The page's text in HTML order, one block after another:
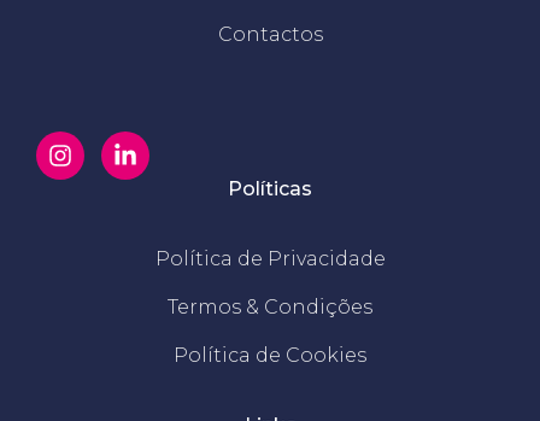
Contactos
Políticas
Política de Privacidade
Termos & Condições
Política de Cookies